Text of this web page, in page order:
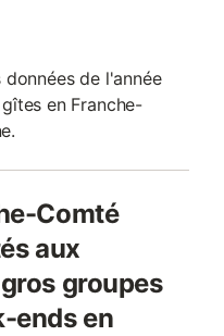
de l'année
en Franche-
Comté
aux
groupes
ends en